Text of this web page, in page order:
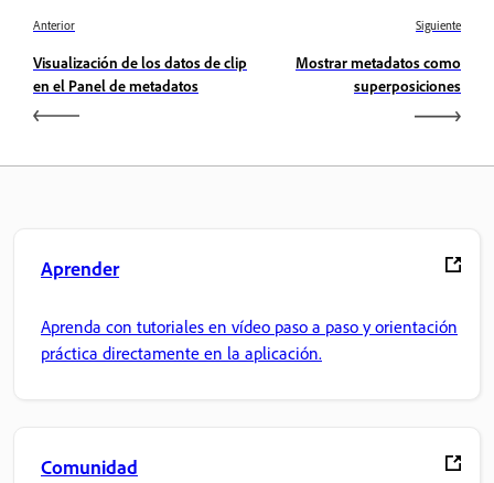
Anterior
Visualización de los datos de clip
en el Panel de metadatos
Siguiente
Mostrar metadatos como
superposiciones
Aprender
Aprenda con tutoriales en vídeo paso a paso y orientación
práctica directamente en la aplicación.
Comunidad